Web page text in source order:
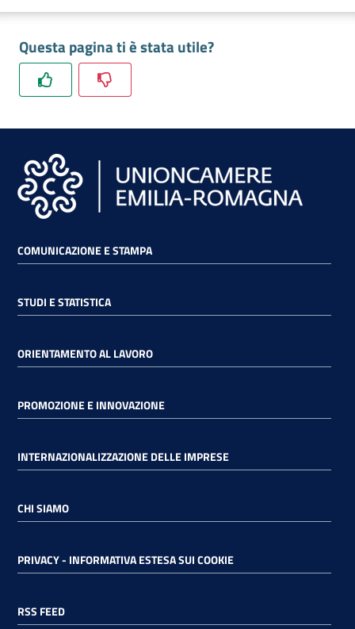
Questa pagina ti è stata utile?
COMUNICAZIONE E STAMPA
STUDI E STATISTICA
ORIENTAMENTO AL LAVORO
PROMOZIONE E INNOVAZIONE
INTERNAZIONALIZZAZIONE DELLE IMPRESE
CHI SIAMO
PRIVACY - INFORMATIVA ESTESA SUI COOKIE
RSS FEED